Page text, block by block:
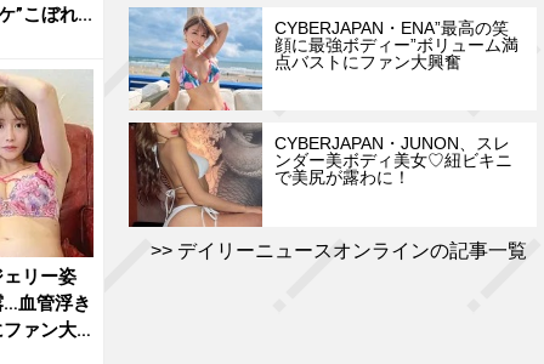
”こぼれ...
リー姿
血管浮き
ァン大
CYBERJAPAN・ENA”最高の笑
顔に最強ボディー”ボリューム満
点バストにファン大興奮
CYBERJAPAN・JUNON、スレ
ンダー美ボディ美女♡紐ビキニ
で美尻が露わに！
デイリーニュースオンラインの記事一覧